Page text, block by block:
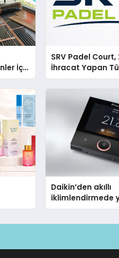
İçin
SRV Padel Court,
İhracat Yapan
Padel Kortu
Daikin’den akıllı
iklimlendirmede
Madoka Plus